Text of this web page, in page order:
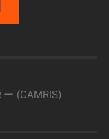
(CAMRIS)